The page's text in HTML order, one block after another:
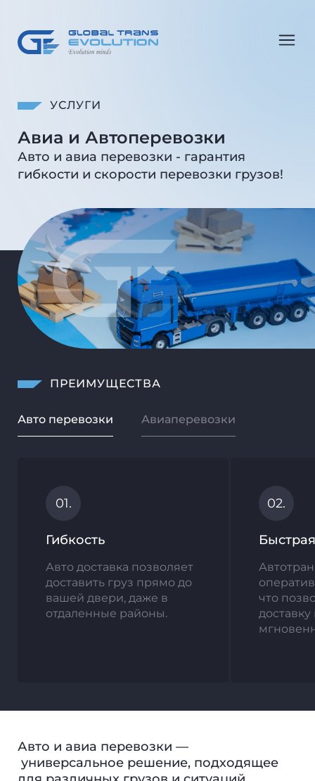
УСЛУГИ
Авиа и Автоперевозки
Авто и авиа перевозки - гарантия
гибкости и скорости перевозки грузов!
ПРЕИМУЩЕСТВА
Авто перевозки Авиаперевозки
01.
Гибкость
Авто доставка позволяет
доставить груз прямо до
вашей двери, даже в
отдаленные районы.
02.
что
доставку
Авто и авиа перевозки —
универсальное решение, подходящее